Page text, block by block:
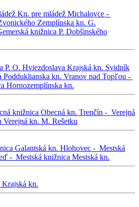
Kn. pre mládež Michalovce -
Zemplínska kn. G.
knižnica P. Dobšinského
P. O. Hviezdoslava Krajská kn. Svidník
Podduklianska kn. Vranov nad Topľou -
Hornozemplínska kn.
knižnica Obecná kn. Trenčín - Verejná
Verejná kn. M. Rešetku
Galantská kn. Hlohovec - Mestská
- Mestská knižnica Mestská kn.
Krajská kn.